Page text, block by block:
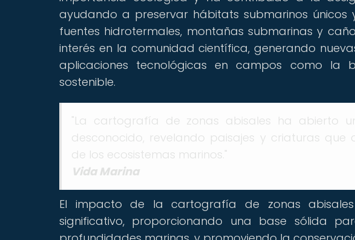
ayudando a preservar hábitats submarinos únicos
fuentes hidrotermales, montañas submarinas y
interés en la comunidad científica, generando
aplicaciones tecnológicas en campos como la
sostenible.
"La cartografía de zonas abisales ha abierto
desconocido, revelando paisajes y criaturas
de los ecosistemas marinos."
Vida Marina
El impacto de la cartografía de zonas
significativo, proporcionando una base sólida